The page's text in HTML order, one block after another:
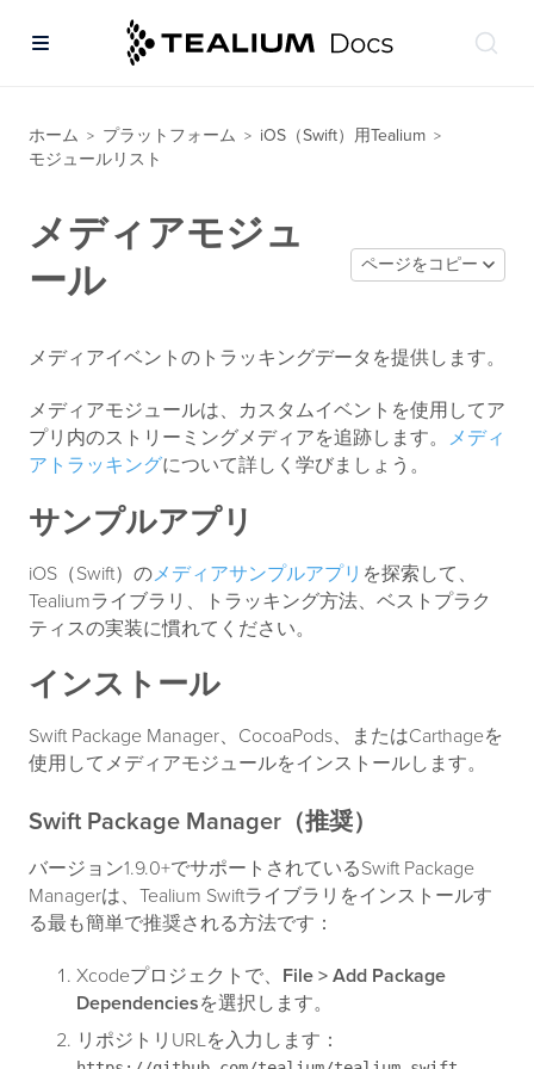
ホーム > プラットフォーム > iOS（Swift）用Tealium >
モジュールリスト
メディアモジュ
ール
ページをコピー
メディアイベントのトラッキングデータを提供します。
メディアモジュールは、カスタムイベントを使用してア
プリ内のストリーミングメディアを追跡します。 メディ
アトラッキングについて詳しく学びましょう。
サンプルアプリ
iOS（Swift）のメディアサンプルアプリ を探索して、
Tealiumライブラリ、トラッキング方法、ベストプラク
ティスの実装に慣れてください。
インストール
Swift Package Manager、CocoaPods、またはCarthageを
使用してメディアモジュールをインストールします。
Swift Package Manager（推奨）
バージョン1.9.0+でサポートされているSwift Package
Managerは、Tealium Swiftライブラリをインストールす
る最も簡単で推奨される方法です：
Xcodeプロジェクトで、 File > Add Package
Dependenciesを選択します。
リポジトリURLを入力します：